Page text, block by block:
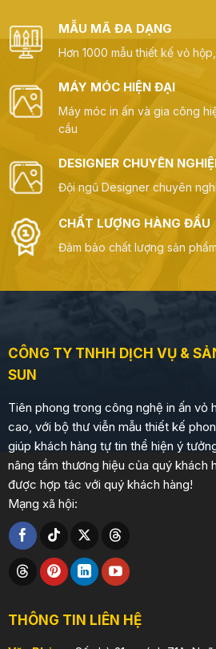
MẪU MÃ ĐA DẠNG
Hơn 1000 mẫu thiết kế vỏ
MÁY MÓC HIỆN ĐẠI
Máy móc in ấn và gia công
cầu
DESIGNER CHUYÊN
Đội ngũ Designer chuyên
CHẤT LƯỢNG HÀNG ĐẦU
Đảm bảo chất lượng sản
CÔNG TY TNHH DỊCH VỤ &
SUN
Tiên phong trong công nghệ in ấn vỏ
cao, với bộ thư viễn mẫu thiết kế
giúp khách hàng tự tin thể hiện ý
nâng tầm thương hiệu của quý khách
được hợp tác với quý khách hàng!
Mạng xã hội:
THÔNG TIN LIÊN HỆ